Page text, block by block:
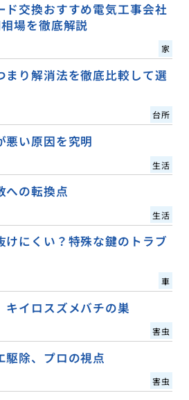
ド交換おすすめ電気工事会社
場を徹底解説
家
まり解消法を徹底比較して選
台所
悪い原因を究明
生活
への転換点
生活
けにくい？特殊な鍵のトラブ
車
キイロスズメバチの巣
害虫
駆除、プロの視点
害虫